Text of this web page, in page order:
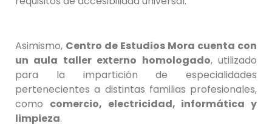
Asimismo, Centro de Estudios Mora cuenta con
un aula taller externo homologado, utilizado
para la impartición de especialidades
pertenecientes a distintas familias profesionales,
como comercio, electricidad, informática y
limpieza.